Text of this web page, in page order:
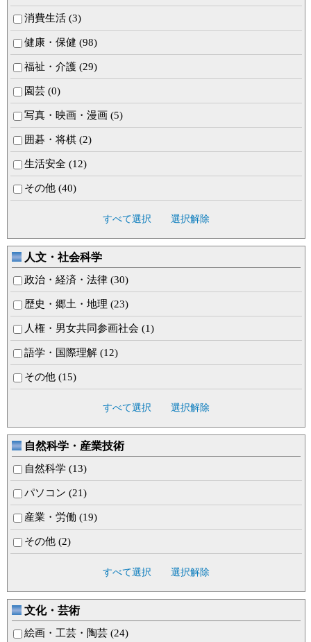
消費生活 (3)
健康・保健 (98)
福祉・介護 (29)
園芸 (0)
写真・映画・漫画 (5)
囲碁・将棋 (2)
生活安全 (12)
その他 (40)
すべて選択 選択解除
人文・社会科学
政治・経済・法律 (30)
歴史・郷土・地理 (23)
人権・男女共同参画社会 (1)
語学・国際理解 (12)
その他 (15)
すべて選択 選択解除
自然科学・産業技術
自然科学 (13)
パソコン (21)
産業・労働 (19)
その他 (2)
すべて選択 選択解除
文化・芸術
絵画・工芸・陶芸 (24)